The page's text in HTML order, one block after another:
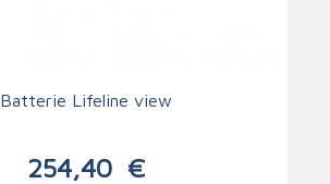
Batterie Lifeline view
254,40 €